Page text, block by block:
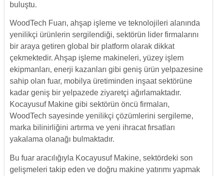
buluştu.
WoodTech Fuarı, ahşap işleme ve teknolojileri alanında
yenilikçi ürünlerin sergilendiği, sektörün lider firmalarını
bir araya getiren global bir platform olarak dikkat
çekmektedir. Ahşap işleme makineleri, yüzey işlem
ekipmanları, enerji kazanları gibi geniş ürün yelpazesine
sahip olan fuar, mobilya üretiminden inşaat sektörüne
kadar geniş bir yelpazede ziyaretçi ağırlamaktadır.
Kocayusuf Makine gibi sektörün öncü firmaları,
WoodTech sayesinde yenilikçi çözümlerini sergileme,
marka bilinirliğini artırma ve yeni ihracat fırsatları
yakalama olanağı bulmaktadır.
Bu fuar aracılığıyla Kocayusuf Makine, sektördeki son
gelişmeleri takip eden ve doğru makine yatırımı yapmak